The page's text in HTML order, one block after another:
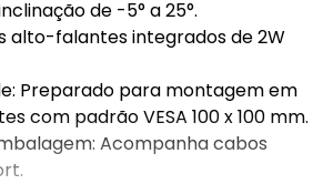
de -5° a 25°.
alto-falantes integrados de 2W
Preparado para montagem em
com padrão VESA 100 x 100 mm.
Acompanha cabos